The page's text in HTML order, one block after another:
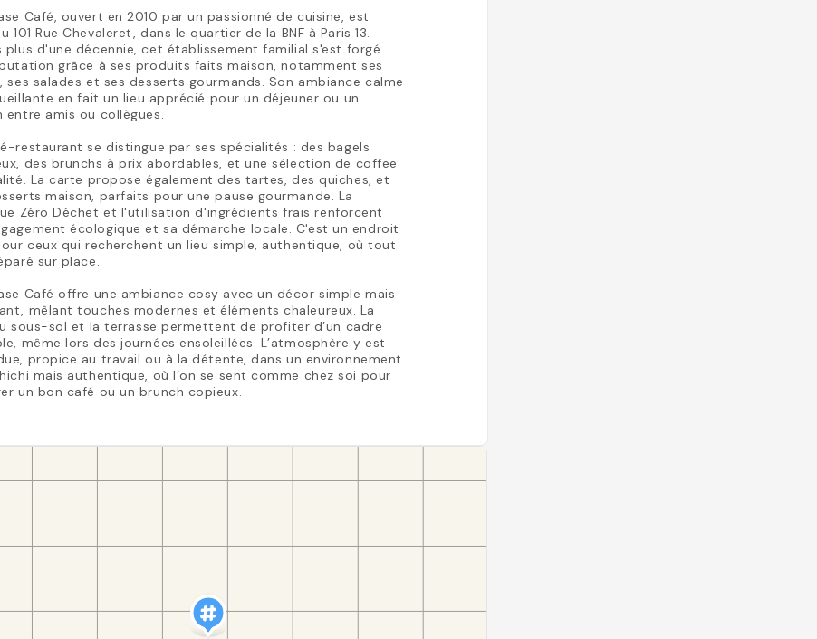
Café, ouvert en 2010 par un passionné de cuisine, est
101 Rue Chevaleret, dans le quartier de la BNF à Paris 13.
plus d'une décennie, cet établissement familial s'est forgé
grâce à ses produits faits maison, notamment ses
ses salades et ses desserts gourmands. Son ambiance calme
en fait un lieu apprécié pour un déjeuner ou un
entre amis ou collègues.
restaurant se distingue par ses spécialités : des bagels
des brunchs à prix abordables, et une sélection de coffee
La carte propose également des tartes, des quiches, et
maison, parfaits pour une pause gourmande. La
Zéro Déchet et l'utilisation d'ingrédients frais renforcent
écologique et sa démarche locale. C'est un endroit
ceux qui recherchent un lieu simple, authentique, où tout
sur place.
Café offre une ambiance cosy avec un décor simple mais
mêlant touches modernes et éléments chaleureux. La
sous-sol et la terrasse permettent de profiter d’un cadre
même lors des journées ensoleillées. L’atmosphère y est
propice au travail ou à la détente, dans un environnement
mais authentique, où l’on se sent comme chez soi pour
un bon café ou un brunch copieux.